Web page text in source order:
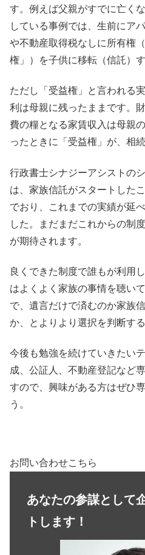
す。例えば父親がすでに亡く
している事例では、生前にア
や不動産取得税なしに所有権
権」）を子供に移転（信託）
ただし「受益権」と言われる
利は母親に残ったままです。
費の糧となる家賃収入は母親
ったときに「受益権」が、相
行政書士シナジーアシストの
は、家族信託がスタートした
でおり、これまでの実績が延
した。まだまだこれからの制
が期待されます。
良くできた制度で誰もが利用
はよくよく家族の事情を聴い
で、遺言だけで済むのか家族
か、とよりより選択を判断す
今後も勉強を続けていきたい
成、公証人、不動産登記など
すので、興味がある方はぜひ
う。
お問い合わせこちら
あなたの参謀として
トします！